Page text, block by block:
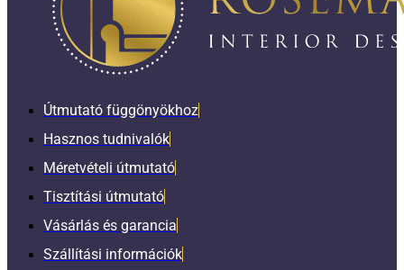
Útmutató függönyökhoz
Hasznos tudnivalók
Méretvételi útmutató
Tisztítási útmutató
Vásárlás és garancia
Szállítási információk